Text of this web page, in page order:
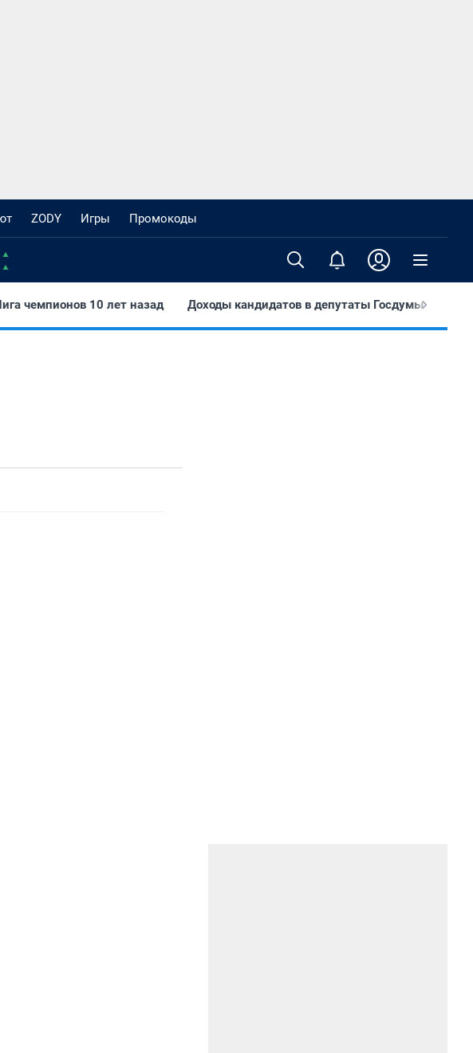
ZODY Игры Промокоды
чемпионов 10 лет назад Доходы кандидатов в депутаты Госдумы